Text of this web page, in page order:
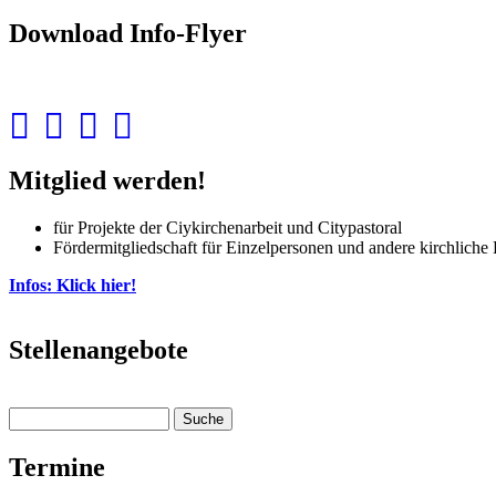
Download Info-Flyer
Mitglied werden!
für Projekte der Ciykirchenarbeit und Citypastoral
Fördermitgliedschaft für Einzelpersonen und andere kirchliche
Infos: Klick hier!
Stellenangebote
Termine